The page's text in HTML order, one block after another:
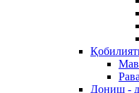
Дониш -